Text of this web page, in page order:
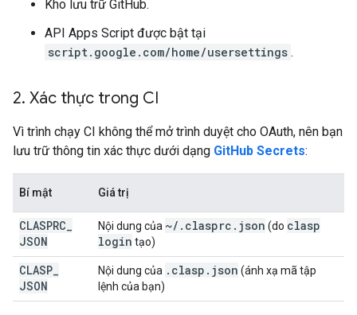
Kho lưu trữ GitHub.
API Apps Script được bật tại
script.google.com/home/usersettings .
2. Xác thực trong CI
Vì trình chạy CI không thể mở trình duyệt cho OAuth, nên bạn
lưu trữ thông tin xác thực dưới dạng GitHub Secrets:
Bí mật Giá trị
CLASPRC
JSON
Nội dung của ~/ . clasprc . json (do clasp
login tạo)
CLASP
JSON
Nội dung của . clasp . json (ánh xạ mã tập
lệnh của bạn)